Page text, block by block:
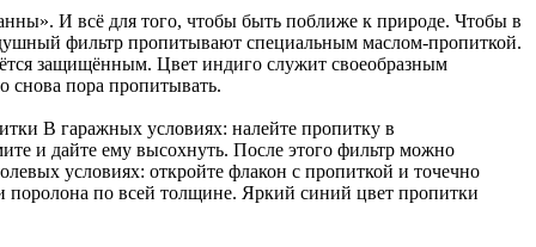
И всё для того, чтобы быть поближе к природе. Чтобы в
фильтр пропитывают специальным маслом-пропиткой.
защищённым. Цвет индиго служит своеобразным
снова пора пропитывать.
В гаражных условиях: налейте пропитку в
и дайте ему высохнуть. После этого фильтр можно
условиях: откройте флакон с пропиткой и точечно
поролона по всей толщине. Яркий синий цвет пропитки